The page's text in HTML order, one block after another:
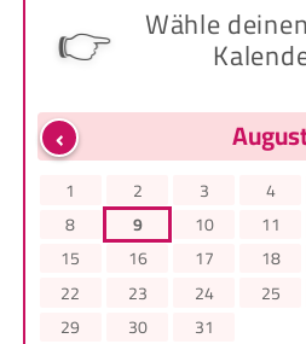
👉 Wähle
‹
1 2 3 4
8
9 10 11
15
16 17 18
22
23 24 25
29
30 31